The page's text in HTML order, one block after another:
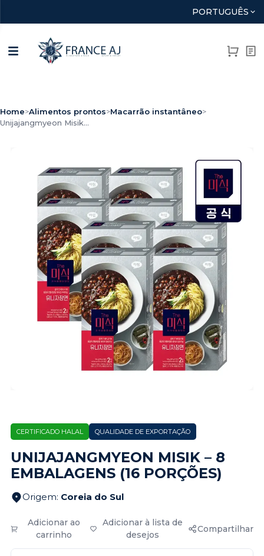
PORTUGUÊS
Home>Alimentos prontos>Macarrão instantâneo>
Unijajangmyeon Misik...
CERTIFICADO HALAL QUALIDADE DE EXPORTAÇÃO
UNIJAJANGMYEON MISIK – 8
EMBALAGENS (16 PORÇÕES)
Origem: Coreia do Sul
Adicionar ao
carrinho
Adicionar à lista de
desejos
Compartilhar